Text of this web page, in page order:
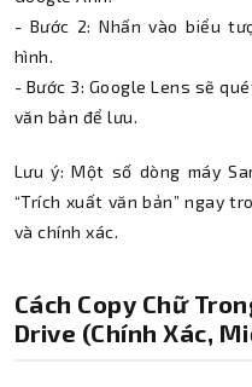
- Bước 2: Nhấn vào biểu
hình.
- Bước 3: Google Lens sẽ
văn bản để lưu.
Lưu ý: Một số dòng máy
“Trích xuất văn bản” ngay
và chính xác.
Cách Copy Chữ
Drive (chính Xác,